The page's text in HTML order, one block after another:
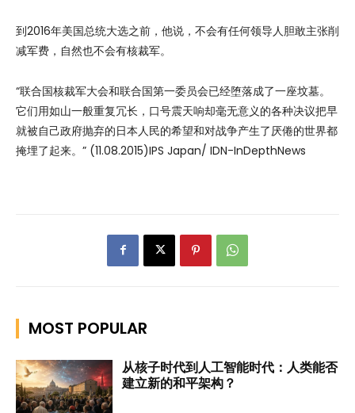
到2016年美国总统大选之前，他说，不会有任何领导人胆敢主张削
减军费，自然也不会有核裁军。
“联合国核裁军大会和联合国第一委员会已经堕落成了一座坟墓。
它们用如山一般重复冗长，口号震天响却毫无意义的各种决议把早
就被自己政府抛弃的日本人民的希望和对战争产生了厌倦的世界都
掩埋了起来。” (11.08.2015)IPS Japan/ IDN-InDepthNews
MOST POPULAR
从核子时代到人工智能时代：人类能否
建立新的和平架构？